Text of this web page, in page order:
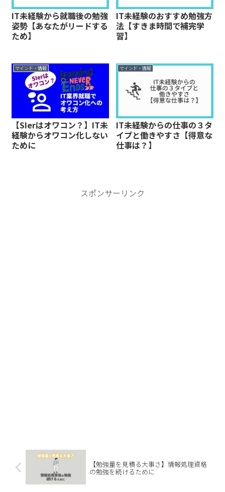
IT未経験から就職後の勉強
姿勢【あなたがリードする
ため】
IT未経験のおすすめ勉強方
法【すきま時間で補完学
習】
マインド・情報
【SIerはオワコン？】IT未
経験からオワコン化しない
ために
マインド・情報
IT未経験からの仕事の３タ
イプと働きやすさ【得意な
仕事は？】
スポンサーリンク
【勉強量を見積る大事さ】情報処理資格
の勉強を続けるために